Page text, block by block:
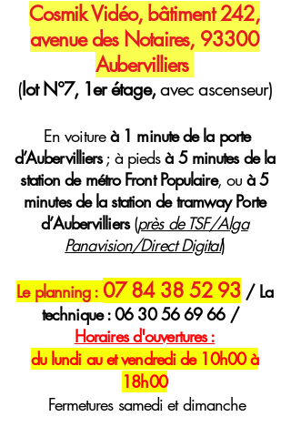
Cosmik Vidéo, bâtiment 242,
avenue des Notaires, 93300
Aubervilliers
(lot N°7, 1er étage,avec ascenseur)
En voitureà 1 minute de la porte
d’Aubervilliers; à piedsà 5 minutes de la
station de métro Front Populaire, ouà 5
minutes de la station de tramway Porte
d’Aubervilliers(près de TSF/Alga
Panavision/Direct Digital)
Le planning : 07 84 38 52 93 / La
technique :06 30 56 69 66/
Horairesd'ouvertures :
du lundi au et vendredi de 10h00 à
18h00
Fermetures samedi et dimanche